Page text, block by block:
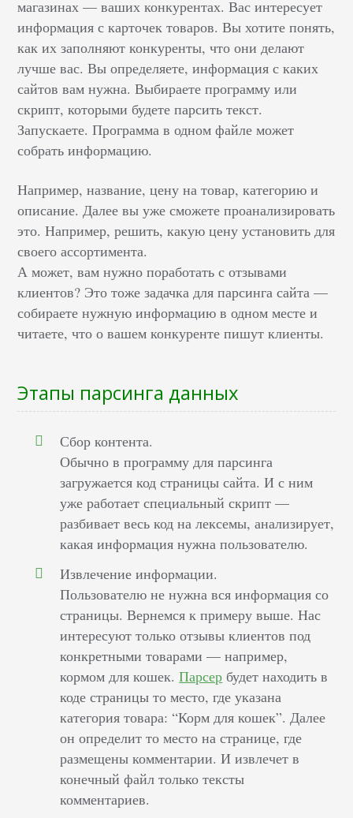
магазинах — ваших конкурентах. Вас интересует
информация с карточек товаров. Вы хотите понять,
как их заполняют конкуренты, что они делают
лучше вас. Вы определяете, информация с каких
сайтов вам нужна. Выбираете программу или
скрипт, которыми будете парсить текст.
Запускаете. Программа в одном файле может
собрать информацию.
Например, название, цену на товар, категорию и
описание. Далее вы уже сможете проанализировать
это. Например, решить, какую цену установить для
своего ассортимента.
А может, вам нужно поработать с отзывами
клиентов? Это тоже задачка для парсинга сайта —
собираете нужную информацию в одном месте и
читаете, что о вашем конкуренте пишут клиенты.
Этапы парсинга данных
Сбор контента.
Обычно в программу для парсинга
загружается код страницы сайта. И с ним
уже работает специальный скрипт —
разбивает весь код на лексемы, анализирует,
какая информация нужна пользователю.
Извлечение информации.
Пользователю не нужна вся информация со
страницы. Вернемся к примеру выше. Нас
интересуют только отзывы клиентов под
конкретными товарами — например,
кормом для кошек.Парсер будет находить в
коде страницы то место, где указана
категория товара: “Корм для кошек”. Далее
он определит то место на странице, где
размещены комментарии. И извлечет в
конечный файл только тексты
комментариев.